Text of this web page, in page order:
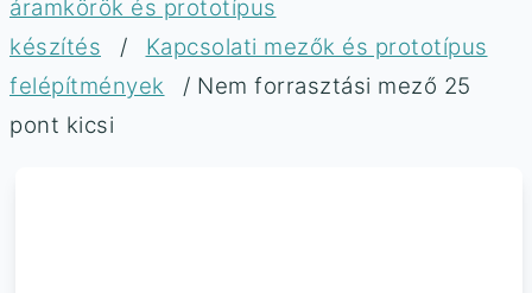
áramkörök és prototípus
készítés
/
Kapcsolati mezők és prototípus
felépítmények
/ Nem forrasztási mező 25
pont kicsi